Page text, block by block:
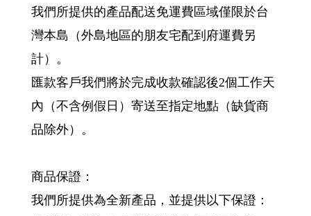
我們所提供的產品配送免運費區域僅限於台
灣本島（外島地區的朋友宅配到府運費另
計）。
匯款客戶我們將於完成收款確認後2個工作天
內（不含例假日）寄送至指定地點（缺貨商
品除外）。
商品保證：
我們所提供為全新產品，並提供以下保證：